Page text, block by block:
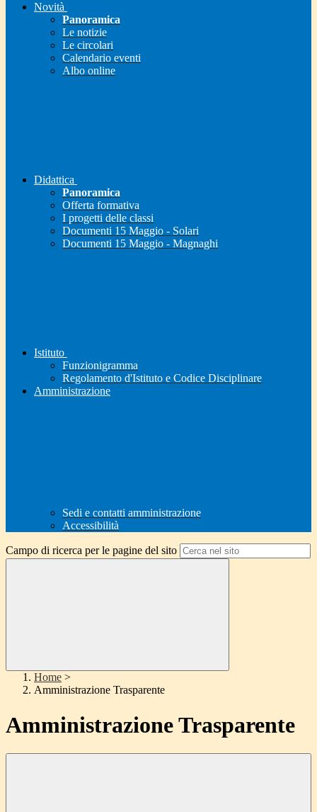
Novità
Panoramica
Le notizie
Le circolari
Calendario eventi
Albo online
Didattica
Panoramica
Offerta formativa
I progetti delle classi
Documenti 15 Maggio - Solari
Documenti 15 Maggio - Magnaghi
Istituto
Funzionigramma
Regolamento d'Istituto e Codice Disciplinare
Amministrazione
Sedi e contatti amministrazione
Accessibilità
Campo di ricerca per le pagine del sito
Home >
Amministrazione Trasparente
Amministrazione Trasparente